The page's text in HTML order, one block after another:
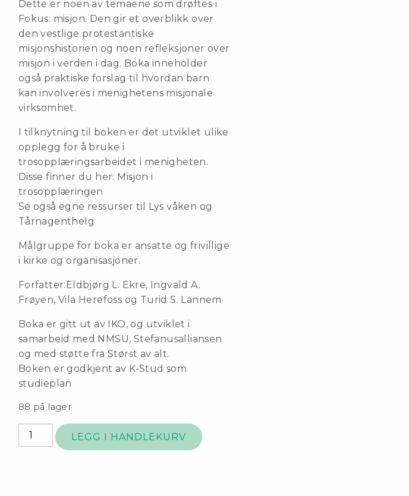
Dette er noen av temaene som drøftes i
Fokus: misjon. Den gir et overblikk over
den vestlige protestantiske
misjonshistorien og noen refleksjoner over
misjon i verden i dag. Boka inneholder
også praktiske forslag til hvordan barn
kan involveres i menighetens misjonale
virksomhet.
I tilknytning til boken er det utviklet ulike
opplegg for å bruke i
trosopplæringsarbeidet i menigheten.
Disse finner du her: Misjon i
trosopplæringen
Se også egne ressurser til Lys våken og
Tårnagenthelg
Målgruppe for boka er ansatte og frivillige
i kirke og organisasjoner.
Forfatter:Eldbjørg L. Ekre, Ingvald A.
Frøyen, Vila Herefoss og Turid S. Lannem
Boka er gitt ut av IKO, og utviklet i
samarbeid med NMSU, Stefanusalliansen
og med støtte fra Størst av alt.
Boken er godkjent av K-Stud som
studieplan
88 på lager
Fokus:
misjon
LEGG I HANDLEKURV